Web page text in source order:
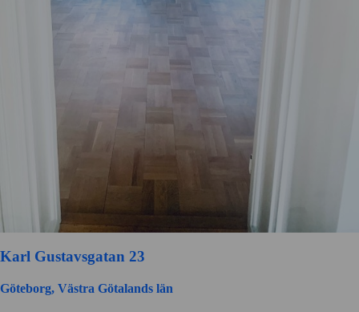
Karl Gustavsgatan 23
Göteborg, Västra Götalands län